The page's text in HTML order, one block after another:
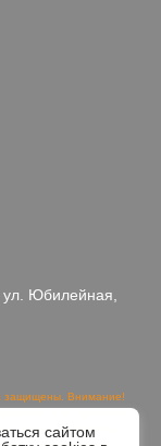
Юбилейная,
защищены. Внимание!
2 статьи 437 ГК РФ.
сайтом